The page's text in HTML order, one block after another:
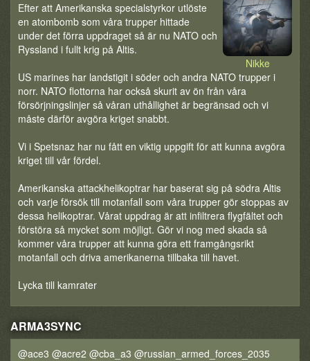
Nikke
Efter att Amerikanska specialstyrkor utlöste
en atombomb som våra trupper hittade
under det förra uppdraget så är nu NATO och
Ryssland i fullt krig på Altis.
US marines har landstigit i söder och andra NATO trupper i
norr. NATO flottorna har också skurit av ön från våra
försörjningslinjer så våran uthållighet är begränsad och vi
måste därför avgöra kriget snabbt.
Vi i Spetsnaz har nu fått en viktig uppgift för att kunna avgöra
kriget till vår fördel.
Amerikanska attackhelikoptrar har baserat sig på södra Altis
och varje försök till motanfall som våra trupper gör stoppas av
dessa helikoptrar. Vårat uppdrag är att infiltrera flygfältet och
förstöra så mycket som möjligt. Gör vi nog med skada så
kommer våra trupper att kunna göra ett framgångsrikt
motanfall och driva amerikanerna tillbaka till havet.
Lycka till kamrater
ARMA3SYNC
@ace3 @acre2 @cba_a3 @russian_armed_forces_2035